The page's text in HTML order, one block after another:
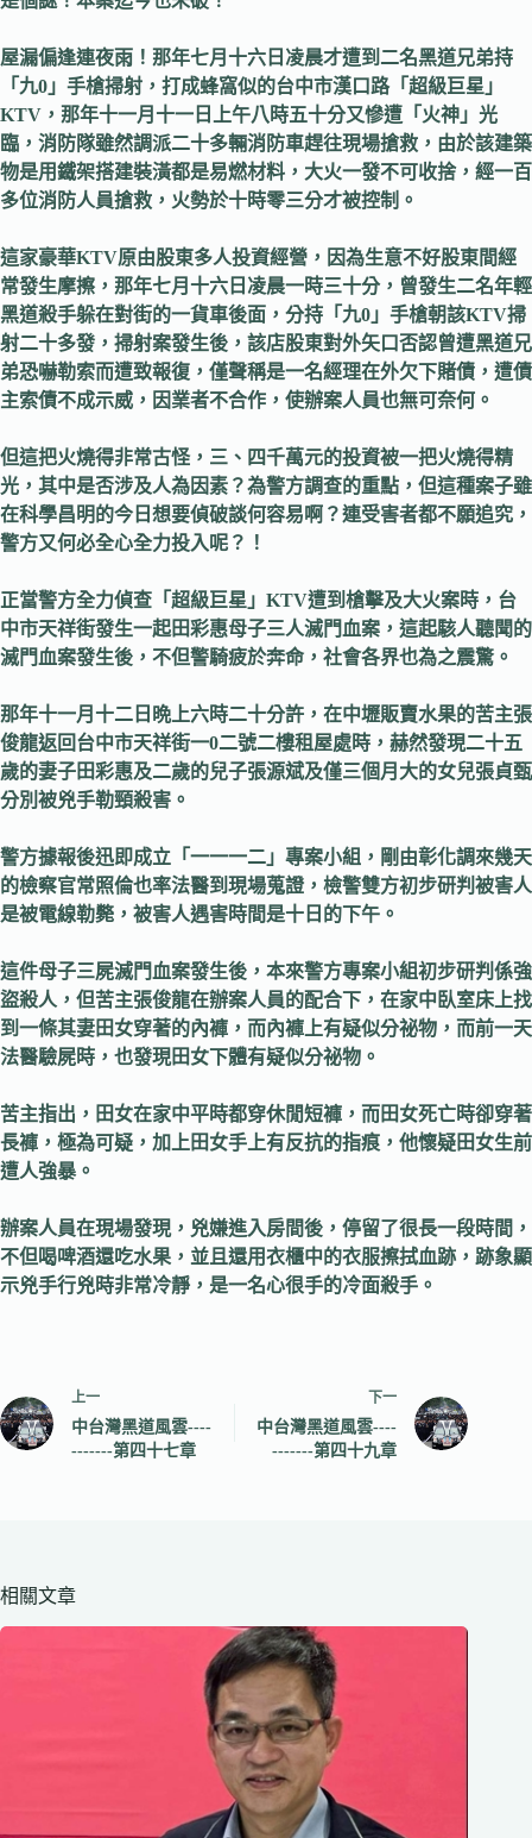
屋漏偏逢連夜雨！那年七月十六日凌晨才遭到二名黑道兄弟持
「九0 」手槍掃射，打成蜂窩似的台中市漢口路「超級巨星」
KTV ，那年十一月十一日上午八時五十分又慘遭「火神」光
臨，消防隊雖然調派二十多輛消防車趕往現場搶救，由於該建築
物是用鐵架搭建裝潢都是易燃材料，大火一發不可收捨，經一百
多位消防人員搶救，火勢於十時零三分才被控制。
這家豪華KTV原由股東多人投資經營，因為生意不好股東間經
常發生摩擦，那年七月十六日凌晨一時三十分，曾發生二名年輕
黑道殺手躲在對街的一貨車後面，分持「九0 」手槍朝該KTV掃
射二十多發，掃射案發生後，該店股東對外矢口否認曾遭黑道兄
弟恐嚇勒索而遭致報復，僅聲稱是一名經理在外欠下賭債，遭債
主索債不成示威，因業者不合作，使辦案人員也無可奈何。
但這把火燒得非常古怪，三、四千萬元的投資被一把火燒得精
光，其中是否涉及人為因素？為警方調查的重點，但這種案子雖
在科學昌明的今日想要偵破談何容易啊？連受害者都不願追究，
警方又何必全心全力投入呢？！
正當警方全力偵查「超級巨星」 KTV遭到槍擊及大火案時，台
中市天祥街發生一起田彩惠母子三人滅門血案，這起駭人聽聞的
滅門血案發生後，不但警騎疲於奔命，社會各界也為之震驚。
那年十一月十二日晩上六時二十分許，在中壢販賣水果的苦主張
俊龍返回台中市天祥街一0二號二樓租屋處時，赫然發現二十五
歲的妻子田彩惠及二歲的兒子張源斌及僅三個月大的女兒張貞甄
分別被兇手勒頸殺害。
警方據報後迅即成立「一一一二」專案小組，剛由彰化調來幾天
的檢察官常照倫也率法醫到現場蒐證，檢警雙方初步研判被害人
是被電線勒斃，被害人遇害時間是十日的下午。
這件母子三屍滅門血案發生後，本來警方專案小組初步研判係強
盜殺人，但苦主張俊龍在辦案人員的配合下，在家中臥室床上找
到一條其妻田女穿著的內褲，而內褲上有疑似分祕物，而前一天
法醫驗屍時，也發現田女下體有疑似分祕物。
苦主指出，田女在家中平時都穿休閒短褲，而田女死亡時卻穿著
長褲，極為可疑，加上田女手上有反抗的指痕，他懷疑田女生前
遭人強暴。
辦案人員在現場發現，兇嫌進入房間後，停留了很長一段時間，
不但喝啤酒還吃水果，並且還用衣櫃中的衣服擦拭血跡，跡象顯
示兇手行兇時非常冷靜，是一名心很手的冷面殺手。
上一
中台灣黑道風雲----
-------第四十七章
下一
中台灣黑道風雲----
-------第四十九章
相關文章